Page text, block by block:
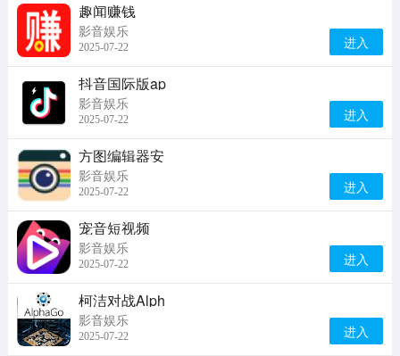
趣闻赚钱
影音娱乐
2025-07-22 进入
抖音国际版ap
影音娱乐
2025-07-22 进入
方图编辑器安
影音娱乐
2025-07-22 进入
宠音短视频
影音娱乐
2025-07-22 进入
柯洁对战Alph
影音娱乐
2025-07-22 进入